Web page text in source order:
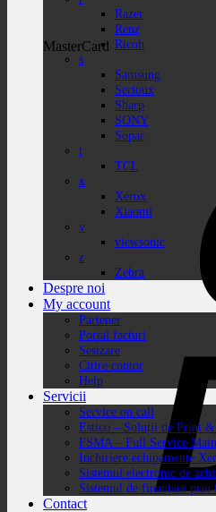
MasterCard
Razer
Renz
Ricoh
s
Samsung
Serioux
Sharp
SONY
Sopar
t
TCL
x
Xerox
Xiaomi
v
viewsonic
z
Zebra
Despre noi
My account
Partener
Portal facturi
Sesizare
Citire contor
Help
Servicii
Service on call
Estico – Soluții de Print
FSMA – Full Service
Inchiriere echipamente
Sistemul electronic de
Sistemul de finanțare prin
Contact